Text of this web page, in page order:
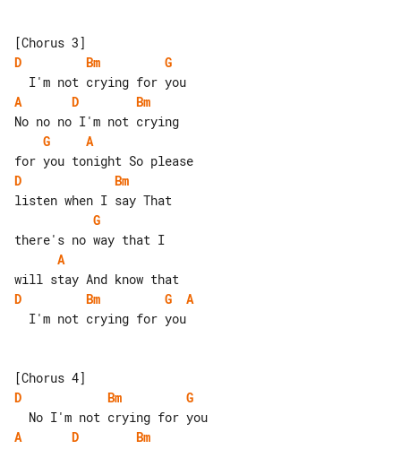
D
Bm
G
A
D
Bm
G
A
D
Bm
G
A
D
Bm G
A
D
Bm
G
A
D
Bm